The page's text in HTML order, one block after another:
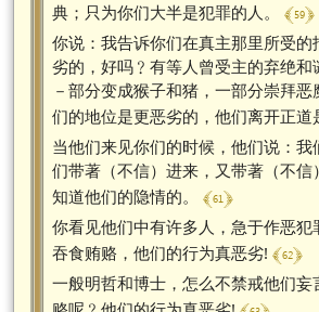
典；只为你们大半是犯罪的人。 ﴾ 59 ﴿
你说：我告诉你们在真主那里所受的
劣的，好吗﹖有等人曾受主的弃绝和
－部分变成猴子和猪，一部分崇拜
们的地位是更恶劣的，他们离开正道
当他们来见你们的时候，他们说：我
们带著（不信）进来，又带著（不信
知道他们的隐情的。 ﴾ 61 ﴿
你看见他们中有许多人，急于作恶犯
吞食贿赂，他们的行为真恶劣! ﴾ 62 ﴿
一般明哲和博士，怎么不禁戒他们妄